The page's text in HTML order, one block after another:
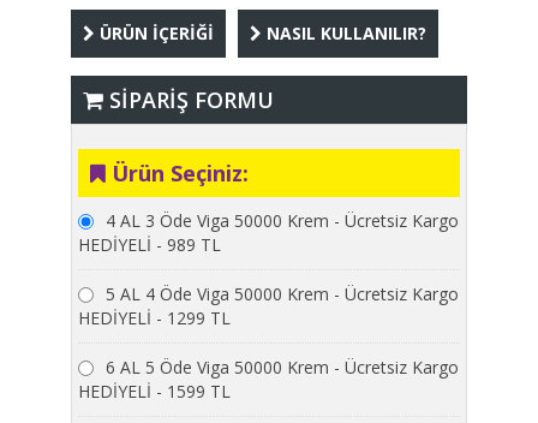
ÜRÜN İÇERİĞİ NASIL KULLANILIR?
SİPARİŞ FORMU
Ürün Seçiniz:
4 AL 3 Öde Viga 50000 Krem - Ücretsiz Kargo
HEDİYELİ - 989 TL
5 AL 4 Öde Viga 50000 Krem - Ücretsiz Kargo
HEDİYELİ - 1299 TL
6 AL 5 Öde Viga 50000 Krem - Ücretsiz Kargo
HEDİYELİ - 1599 TL